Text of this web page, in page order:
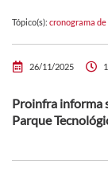
Tópico(s): cronograma
26/11/2025
Proinfra informa
Parque